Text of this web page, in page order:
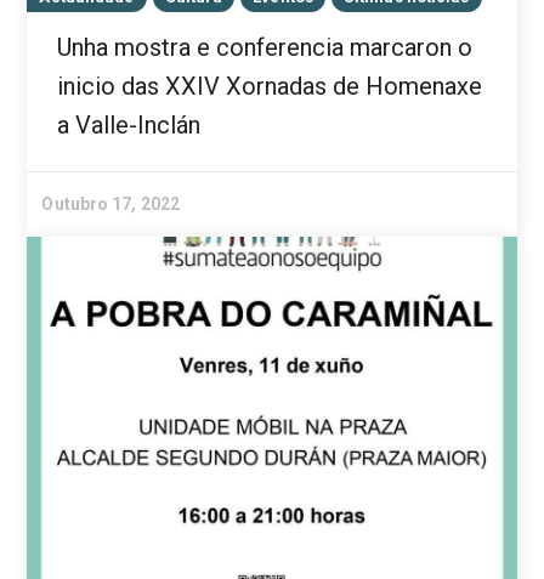
Unha mostra e conferencia marcaron o
inicio das XXIV Xornadas de Homenaxe
a Valle-Inclán
Outubro 17, 2022